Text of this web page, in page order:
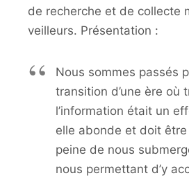
de recherche et de collecte
veilleurs. Présentation :
Nous sommes passés
transition d’une ère où
l’information était un
elle abonde et doit
peine de nous
nous permettant d’y